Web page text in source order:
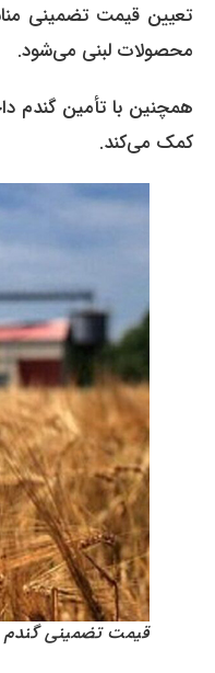
تعیین قیمت تضمینی
محصولات لبنی می‌شود.
همچنین با تأمین گندم
کمک می‌کند.
قیمت تضمینی گندم سال ۱۴۰۵